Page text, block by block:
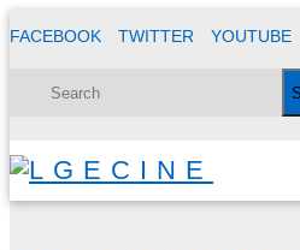
FACEBOOK TWITTER YOUTUBE